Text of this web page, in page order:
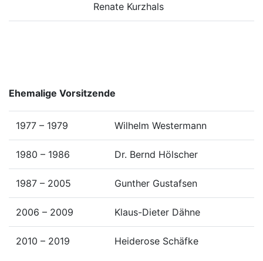
Renate Kurzhals
Ehemalige Vorsitzende
1977 – 1979 Wilhelm Westermann
1980 – 1986 Dr. Bernd Hölscher
1987 – 2005 Gunther Gustafsen
2006 – 2009 Klaus-Dieter Dähne
2010 – 2019 Heiderose Schäfke